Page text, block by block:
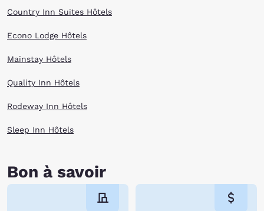
Country Inn Suites Hôtels
Econo Lodge Hôtels
Mainstay Hôtels
Quality Inn Hôtels
Rodeway Inn Hôtels
Sleep Inn Hôtels
Bon à savoir